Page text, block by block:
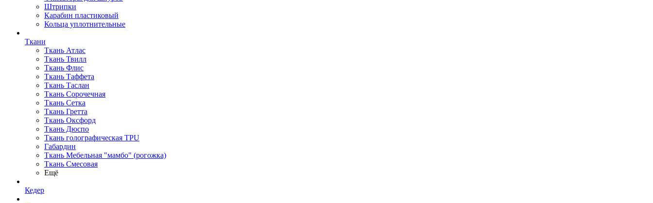
Штрипки
Карабин пластиковый
Кольца уплотнительные
Ткани
Ткань Атлас
Ткань Твилл
Ткань Флис
Ткань Таффета
Ткань Таслан
Ткань Сорочечная
Ткань Сетка
Ткань Гретта
Ткань Оксфорд
Ткань Дюспо
Ткань голографическая TPU
Габардин
Ткань Мебельная "мамбо" (рогожка)
Ткань Смесовая
Ещё
Кедер